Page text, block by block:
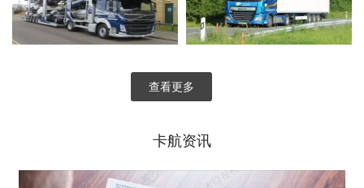
查看更多
卡航资讯